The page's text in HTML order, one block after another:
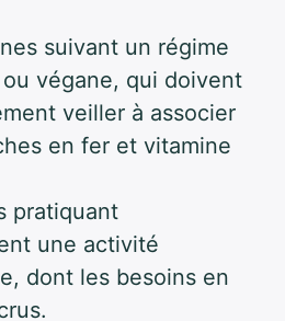
suivant un régime
végane, qui doivent
veiller à associer
en fer et vitamine
pratiquant
une activité
dont les besoins en